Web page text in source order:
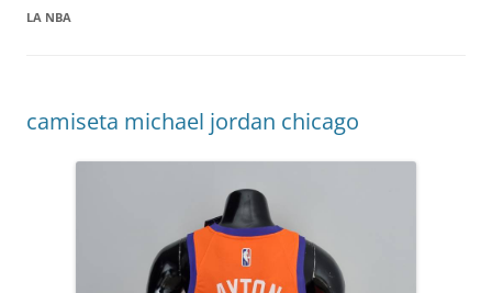
LA NBA
camiseta michael jordan chicago